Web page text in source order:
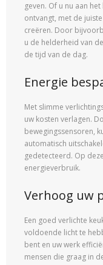
geven. Of u nu aan
ontvangt, met de
creëren. Door
u de helderheid van
de tijd van de dag.
Energie
Met slimme
uw kosten verlagen.
bewegingssensoren,
automatisch
gedetecteerd. Op
energieverbruik.
Verhoog uw
Een goed verlichte
voldoende licht te
bent en uw werk
mensen die graag in